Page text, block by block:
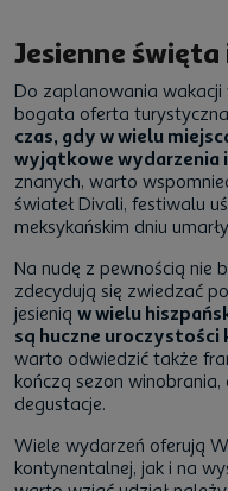
Jesienne
Do zaplanowania wakacji
bogata oferta
czas, gdy w wielu
wyjątkowe wydarzenia
znanych, warto
świateł Divali, festiwalu
meksykańskim dniu
Na nudę z pewnością nie
zdecydują się zwiedzać
jesienią w wielu
są huczne uroczystości
warto odwiedzić także
kończą sezon
degustacje.
Wiele wydarzeń oferują
kontynentalnej, jak i na